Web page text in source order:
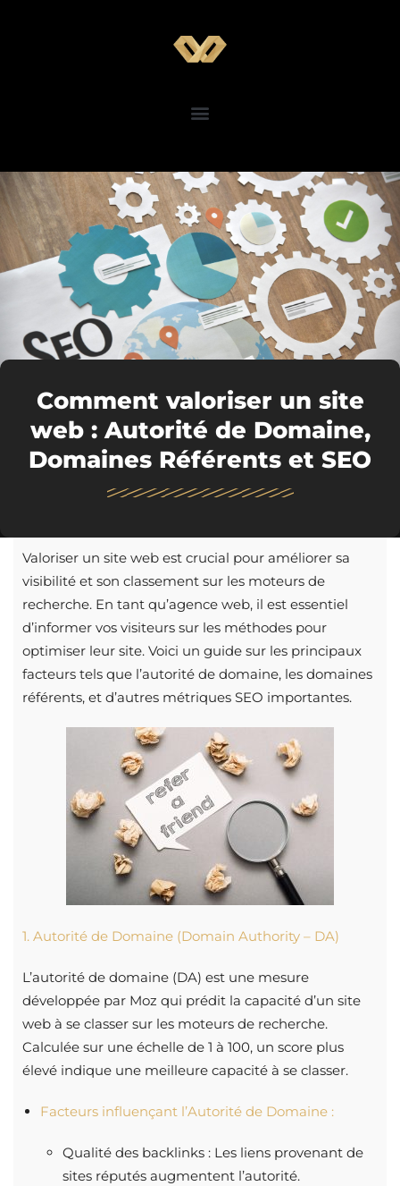
Comment valoriser un site
web : Autorité de Domaine,
Domaines Référents et SEO
Valoriser un site web est crucial pour améliorer sa
visibilité et son classement sur les moteurs de
recherche. En tant qu’agence web, il est essentiel
d’informer vos visiteurs sur les méthodes pour
optimiser leur site. Voici un guide sur les principaux
facteurs tels que l’autorité de domaine, les domaines
référents, et d’autres métriques SEO importantes.
1. Autorité de Domaine (Domain Authority – DA)
L’autorité de domaine (DA) est une mesure
développée par Moz qui prédit la capacité d’un site
web à se classer sur les moteurs de recherche.
Calculée sur une échelle de 1 à 100, un score plus
élevé indique une meilleure capacité à se classer.
Facteurs influençant l’Autorité de Domaine :
Qualité des backlinks : Les liens provenant de
sites réputés augmentent l’autorité.